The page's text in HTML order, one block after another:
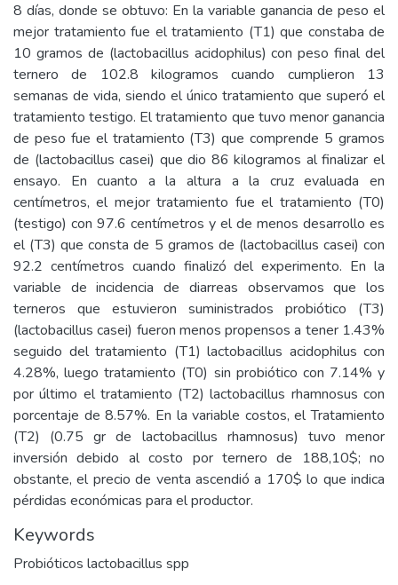
8 días, donde se obtuvo: En la variable ganancia de peso el
mejor tratamiento fue el tratamiento (T1) que constaba de
10 gramos de (lactobacillus acidophilus) con peso final del
ternero de 102.8 kilogramos cuando cumplieron 13
semanas de vida, siendo el único tratamiento que superó el
tratamiento testigo. El tratamiento que tuvo menor ganancia
de peso fue el tratamiento (T3) que comprende 5 gramos
de (lactobacillus casei) que dio 86 kilogramos al finalizar el
ensayo. En cuanto a la altura a la cruz evaluada en
centímetros, el mejor tratamiento fue el tratamiento (T0)
(testigo) con 97.6 centímetros y el de menos desarrollo es
el (T3) que consta de 5 gramos de (lactobacillus casei) con
92.2 centímetros cuando finalizó del experimento. En la
variable de incidencia de diarreas observamos que los
terneros que estuvieron suministrados probiótico (T3)
(lactobacillus casei) fueron menos propensos a tener 1.43%
seguido del tratamiento (T1) lactobacillus acidophilus con
4.28%, luego tratamiento (T0) sin probiótico con 7.14% y
por último el tratamiento (T2) lactobacillus rhamnosus con
porcentaje de 8.57%. En la variable costos, el Tratamiento
(T2) (0.75 gr de lactobacillus rhamnosus) tuvo menor
inversión debido al costo por ternero de 188,10$; no
obstante, el precio de venta ascendió a 170$ lo que indica
pérdidas económicas para el productor.
Keywords
Probióticos lactobacillus spp